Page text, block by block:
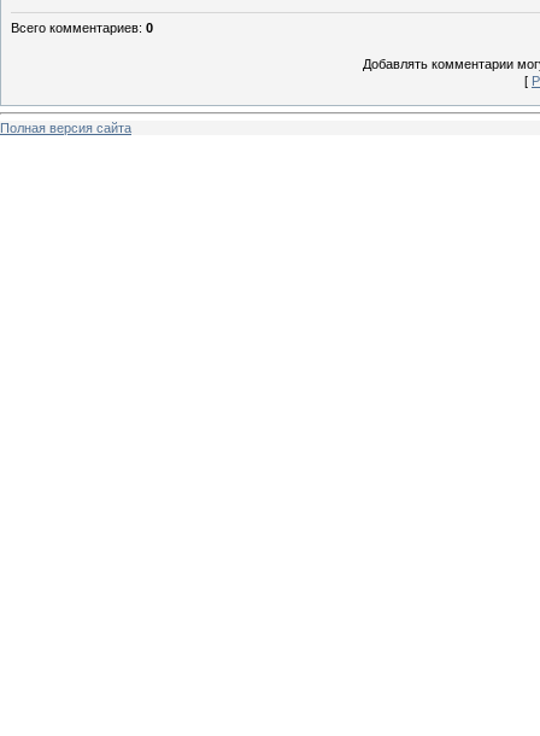
Всего комментариев: 0
Добавлять комментарии
[
Полная версия сайта